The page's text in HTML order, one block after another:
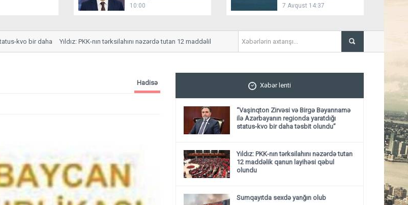
qurur”
10:00
bağlayır
7 Avqust 14:37
kvo bir daha
Yıldız: PKK-nın tərksilahını nəzərdə tutan 12 maddəlik qanun layihəsi qəbul olundu ​​​​​​​ Sumqayıtda sexdə yanğın
Hadisə Xəbər lenti
“Vaşinqton Zirvəsi və Birgə Bəyannamə
ilə Azərbayanın regionda yaratdığı
status-kvo bir daha təsbit olundu”
Yıldız: PKK-nın tərksilahını nəzərdə tutan
12 maddəlik qanun layihəsi qəbul
olundu ​​​​​​​
Sumqayıtda sexdə yanğın olub